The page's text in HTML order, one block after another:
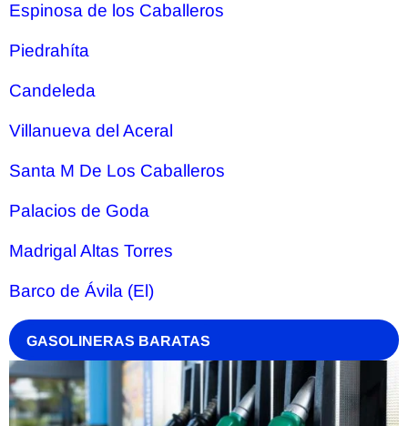
Espinosa de los Caballeros
Piedrahíta
Candeleda
Villanueva del Aceral
Santa M De Los Caballeros
Palacios de Goda
Madrigal Altas Torres
Barco de Ávila (El)
GASOLINERAS BARATAS